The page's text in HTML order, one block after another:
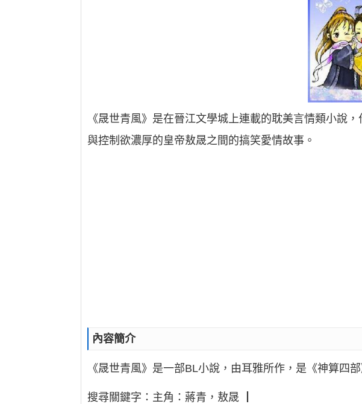
《晟世青風》是在晉江文學城上連載的耽美言情類小說
與控制欲濃厚的皇帝敖晟之間的搞笑愛情故事。
內容簡介
《晟世青風》是一部BL小說，由耳雅所作，是《神算四
搜尋關鍵字：主角：蔣青，敖晟 ┃